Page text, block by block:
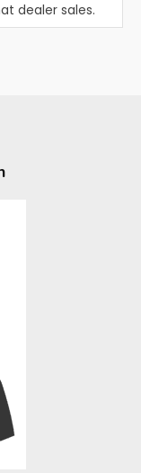
dealer sales.